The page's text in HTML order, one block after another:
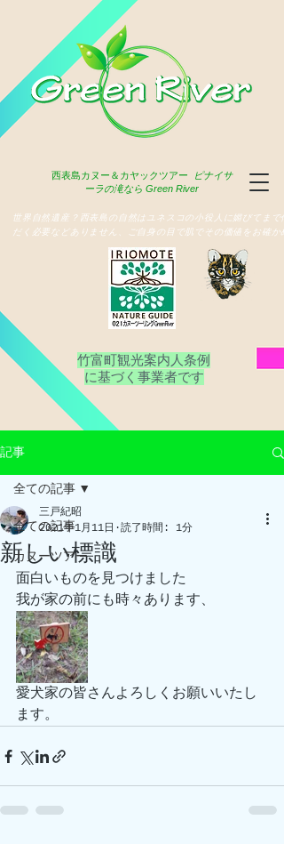
西表島カヌー＆カヤックツアー
ピナイサ
ーラの滝なら Green River
竹富町観光案内人条例
​に基づく事業者です
世界自然遺産？西表島の自然はユネスコの小役人に媚びてまで
だく必要などありません、ご自身の目で肌でその価値をお確か
記事
全ての記事
カヌーツアー
全ての記事
新しい標識
三戸紀昭
2021年1月11日
読了時間: 1分
面白いものを見つけました
我が家の前にも時々あります、
愛犬家の皆さんよろしくお願いいたし
ます。